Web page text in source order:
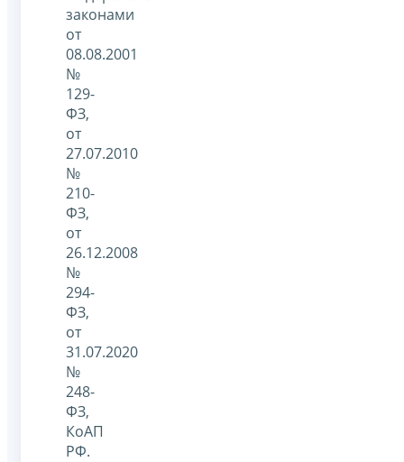
законами
от
08.08.2001
№
129-
ФЗ,
от
27.07.2010
№
210-
ФЗ,
от
26.12.2008
№
294-
ФЗ,
от
31.07.2020
№
248-
ФЗ,
КоАП
РФ.